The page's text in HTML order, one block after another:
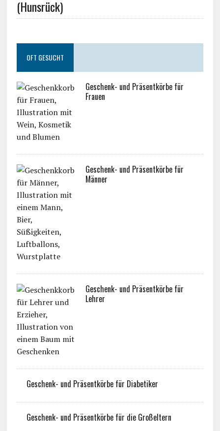
(Hunsrück)
OFT GESUCHT
Geschenk- und Präsentkörbe für
Frauen
Geschenk- und Präsentkörbe für
Männer
Geschenk- und Präsentkörbe für
Lehrer
Geschenk- und Präsentkörbe für Diabetiker
Geschenk- und Präsentkörbe für die Großeltern